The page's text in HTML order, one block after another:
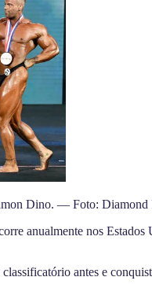
Dino. — Foto: Diamond
anualmente nos
antes e